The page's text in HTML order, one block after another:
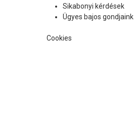
Sikabonyi kérdések
Ügyes bajos gondjaink
Cookies